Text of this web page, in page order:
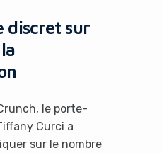
discret sur
le porte-
Curci a
sur le nombre